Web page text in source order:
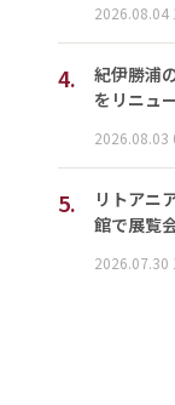
2026.08.04
4.
紀伊勝浦
をリニュ
2026.08.03
5.
リトアニ
館で展覧
2026.07.30